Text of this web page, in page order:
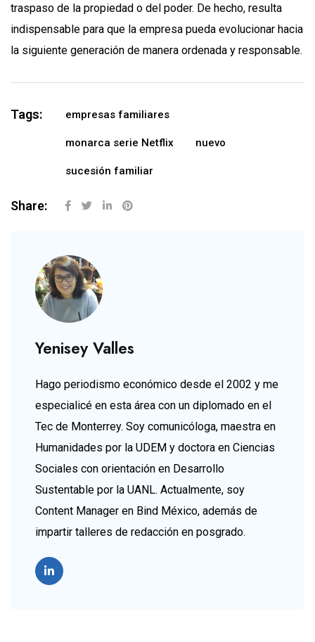
traspaso de la propiedad o del poder. De hecho, resulta
indispensable para que la empresa pueda evolucionar hacia
la siguiente generación de manera ordenada y responsable.
Tags: empresas familiares
monarca serie Netflix nuevo
sucesión familiar
Share:
Yenisey Valles
Hago periodismo económico desde el 2002 y me
especialicé en esta área con un diplomado en el
Tec de Monterrey. Soy comunicóloga, maestra en
Humanidades por la UDEM y doctora en Ciencias
Sociales con orientación en Desarrollo
Sustentable por la UANL. Actualmente, soy
Content Manager en Bind México, además de
impartir talleres de redacción en posgrado.